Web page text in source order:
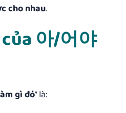
cho nhau.
아/어야
gì đó” là: